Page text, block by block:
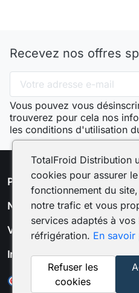
Recevez nos offres
Vous pouvez vous
trouverez pour cela nos
les conditions d'utilisation
Produits
Notre société
Votre compte
Informations
Marchand approuvé par la
pour vérifier
TotalFroid Distribution
cookies pour assurer
fonctionnement du
notre trafic et vous
services adaptés à vos
réfrigération. En savoir
Refuser les
cookies